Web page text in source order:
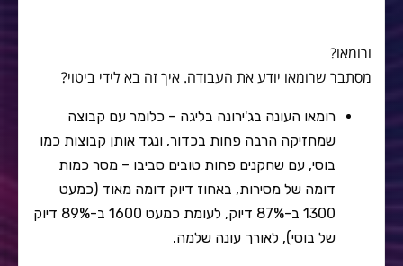
ורומאו?
מסתבר שרומאו יודע את העבודה. איך זה בא לידי ביטוי?
רומאו העונה בג'ירונה בליגה – כלומר עם קבוצה
שמחזיקה הרבה פחות בכדור, ונגד אותן קבוצות כמו
בוסי, עם שחקנים פחות טובים סביבו – מסר כמות
דומה של מסירות, באחוז דיוק דומה מאוד (כמעט
1300 ב-87% דיוק, לעומת כמעט 1600 ב-89% דיוק
של בוסי), לאורך עונה שלמה.